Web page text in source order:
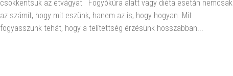
csökkentsük az étvágyat Fogyókúra alatt vagy diéta esetán nemcsak
az számít, hogy mit eszünk, hanem az is, hogy hogyan. Mit
fogyasszunk tehát, hogy a telítettség érzésünk hosszabban...